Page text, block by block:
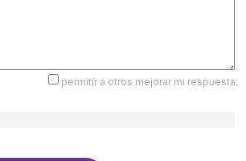
permitir a otros mejorar mi respuesta: